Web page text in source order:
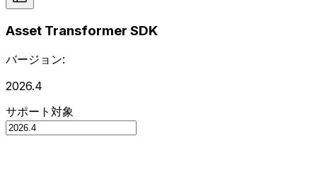
Asset Transformer SDK
バージョン:
2026.4
サポート対象